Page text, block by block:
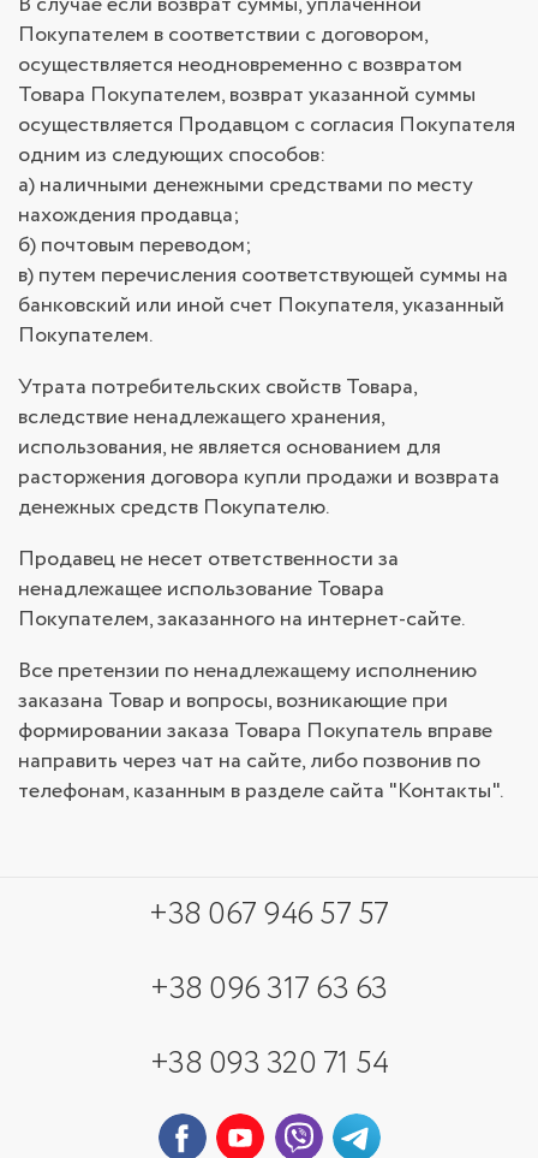
Покупателем в соответствии с договором,
осуществляется неодновременно с возвратом
Товара Покупателем, возврат указанной суммы
осуществляется Продавцом с согласия Покупателя
одним из следующих способов:
а) наличными денежными средствами по месту
нахождения продавца;
б) почтовым переводом;
в) путем перечисления соответствующей суммы на
банковский или иной счет Покупателя, указанный
Покупателем.
Утрата потребительских свойств Товара,
вследствие ненадлежащего хранения,
использования, не является основанием для
расторжения договора купли продажи и возврата
денежных средств Покупателю.
Продавец не несет ответственности за
ненадлежащее использование Товара
Покупателем, заказанного на интернет-сайте.
Все претензии по ненадлежащему исполнению
заказана Товар и вопросы, возникающие при
формировании заказа Товара Покупатель вправе
направить через чат на сайте, либо позвонив по
телефонам, казанным в разделе сайта "Контакты".
+38 067 946 57 57
+38 096 317 63 63
+38 093 320 71 54